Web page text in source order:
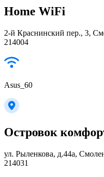
Home WiFi
2-й Краснинский пер., 3,
214004
Asus_60
Островок
ул. Рыленкова, д.44а,
214031